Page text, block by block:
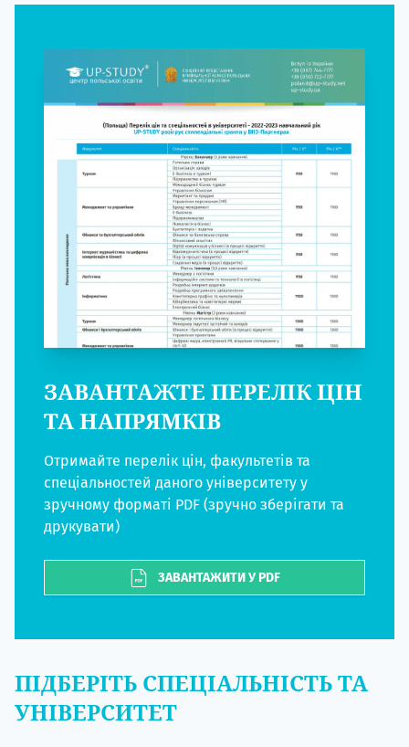
ЗАВАНТАЖТЕ ПЕРЕЛІК ЦІН
ТА НАПРЯМКІВ
Отримайте перелік цін, факультетів та
спеціальностей даного університету у
зручному форматі PDF (зручно зберігати та
друкувати)
ЗАВАНТАЖИТИ У PDF
ПІДБЕРІТЬ СПЕЦІАЛЬНІСТЬ ТА
УНІВЕРСИТЕТ